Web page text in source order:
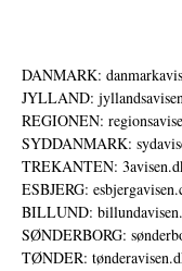
DANMARK:
JYLLAND:
REGIONEN:
SYDDANMARK:
TREKANTEN:
ESBJERG:
BILLUND:
SØNDERBORG:
TØNDER: